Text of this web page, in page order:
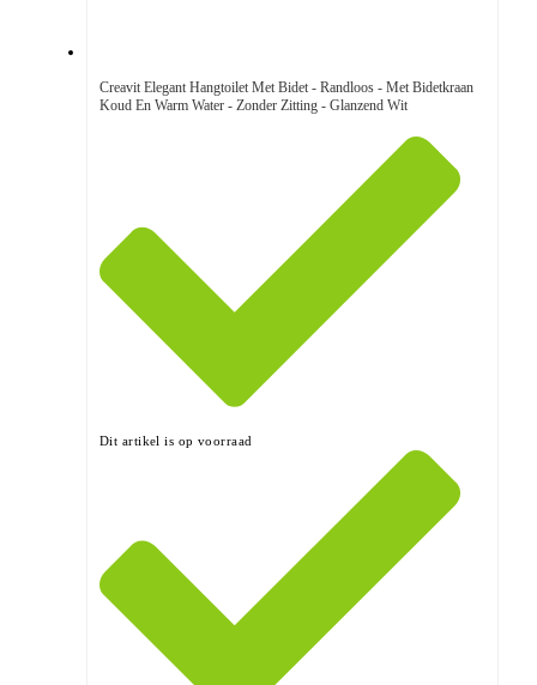
Creavit Elegant Hangtoilet Met Bidet - Randloos - Met Bidetkraan
Koud En Warm Water - Zonder Zitting - Glanzend Wit
Dit artikel is op voorraad